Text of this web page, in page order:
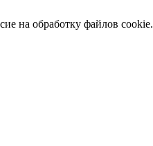
на обработку файлов cookie.